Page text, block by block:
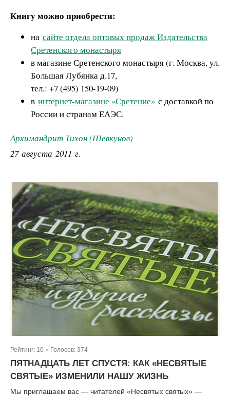
Книгу можно приобрести:
на сайте отдела оптовых продаж Издательства
Сретенского монастыря
в магазине Сретенского монастыря (г. Москва, ул.
Большая Лубянка д.17,
тел.: +7 (495) 150-19-09)
в интернет-магазине «Сретение» с доставкой по
России и странам ЕАЭС.
Архимандрит Тихон (Шевкунов)
27 августа 2011 г.
Рейтинг: 10 Голосов: 374
ПЯТНАДЦАТЬ ЛЕТ СПУСТЯ: КАК «НЕСВЯТЫЕ
СВЯТЫЕ» ИЗМЕНИЛИ НАШУ ЖИЗНЬ
Мы приглашаем вас — читателей «Несвятых святых» —